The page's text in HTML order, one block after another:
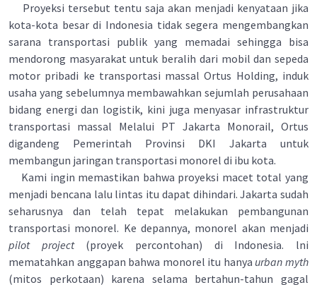
Proyeksi tersebut tentu saja akan menjadi kenyataan jika
kota-kota besar di Indonesia tidak segera mengembangkan
sarana transportasi publik yang memadai sehingga bisa
mendorong masyarakat untuk beralih dari mobil dan sepeda
motor pribadi ke transportasi massal Ortus Holding, induk
usaha yang sebelumnya membawahkan sejumlah perusahaan
bidang energi dan logistik, kini juga menyasar infrastruktur
transportasi massal Melalui PT Jakarta Monorail, Ortus
digandeng Pemerintah Provinsi DKI Jakarta untuk
membangun jaringan transportasi monorel di ibu kota.
Kami ingin memastikan bahwa proyeksi macet total yang
menjadi bencana lalu lintas itu dapat dihindari. Jakarta sudah
seharusnya dan telah tepat melakukan pembangunan
transportasi monorel. Ke depannya, monorel akan menjadi
pilot project(proyek percontohan) di Indonesia. lni
mematahkan anggapan bahwa monorel itu hanya urban myth
(mitos perkotaan) karena selama bertahun-tahun gagal